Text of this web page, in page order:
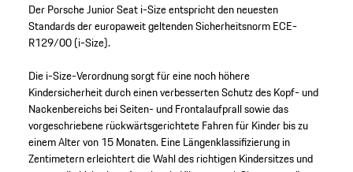
Der Porsche Junior Seat i-Size entspricht den neuesten
Standards der europaweit geltenden Sicherheitsnorm ECE-
R129/00 (i-Size).
Die i-Size-Verordnung sorgt für eine noch höhere
Kindersicherheit durch einen verbesserten Schutz des Kopf- und
Nackenbereichs bei Seiten- und Frontalaufprall sowie das
vorgeschriebene rückwärtsgerichtete Fahren für Kinder bis zu
einem Alter von 15 Monaten. Eine Längenklassifizierung in
Zentimetern erleichtert die Wahl des richtigen Kindersitzes und